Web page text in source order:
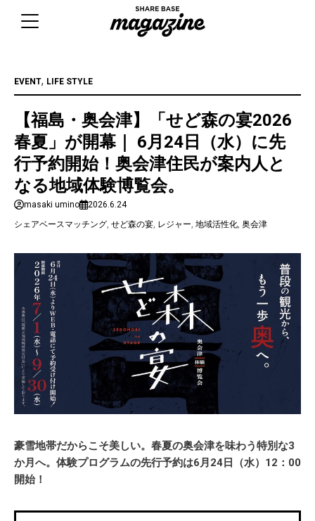
EVENT, LIFE STYLE
【福島・奥会津】「せど森の宴2026
春夏」が開幕｜ 6月24日（水）に先
行予約開始！奥会津住民が案内人と
なる地域体験博覧会。
masaki umino
2026.6.24
シェアベースマッチング, せど森の宴, レジャー, 地域活性化, 奥会津
豪雪地帯だからこそ美しい。春夏の奥会津を味わう特別な3
か月へ。体験プログラムの先行予約は6月24日（水）12：00
開始！